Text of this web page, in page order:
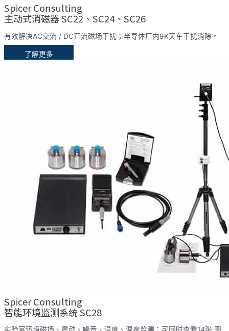
Spicer Consulting
主动式消磁器 SC22、SC24、SC26
有效解决AC交流 / DC直流磁场干扰；半导体厂内9K天车干扰消除。
了解更多
Spicer Consulting
智能环境监测系统 SC28